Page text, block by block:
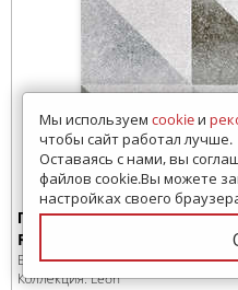
Плитка напольная Alborz
Rect 30x30
Бренд:Alborz Ceramic
Коллекция:Leon
Мы используем cookieи
чтобы сайт работал лучше.
Оставаясь с нами, вы
файлов cookie.Вы можете
настройках своего